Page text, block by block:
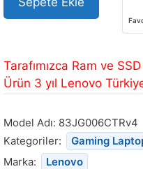
Tarafımızca Ram ve
Ürün 3 yıl Lenovo
Model Adı: 83JG006CTRv4
Kategoriler:
Gaming
Marka:
Lenovo